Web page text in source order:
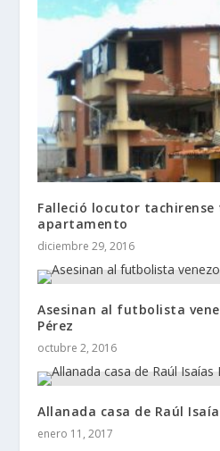
Falleció locutor tachirense
apartamento
diciembre 29, 2016
Asesinan al futbolista
Pérez
octubre 2, 2016
Allanada casa de Raúl
enero 11, 2017